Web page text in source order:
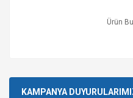
Ürün
KAMPANYA